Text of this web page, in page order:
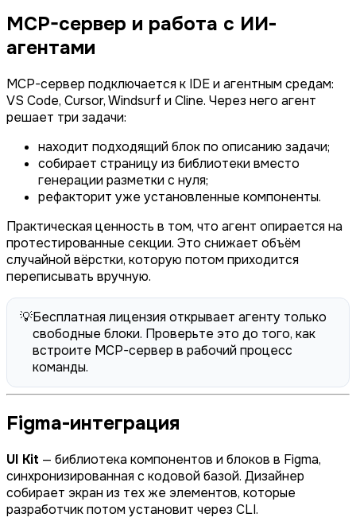
MCP-сервер и работа с ИИ-
агентами
MCP-сервер подключается к IDE и агентным средам:
VS Code, Cursor, Windsurf и Cline. Через него агент
решает три задачи:
находит подходящий блок по описанию задачи;
собирает страницу из библиотеки вместо
генерации разметки с нуля;
рефакторит уже установленные компоненты.
Практическая ценность в том, что агент опирается на
протестированные секции. Это снижает объём
случайной вёрстки, которую потом приходится
переписывать вручную.
💡Бесплатная лицензия открывает агенту только
свободные блоки. Проверьте это до того, как
встроите MCP-сервер в рабочий процесс
команды.
Figma-интеграция
UI Kit — библиотека компонентов и блоков в Figma,
синхронизированная с кодовой базой. Дизайнер
собирает экран из тех же элементов, которые
разработчик потом установит через CLI.